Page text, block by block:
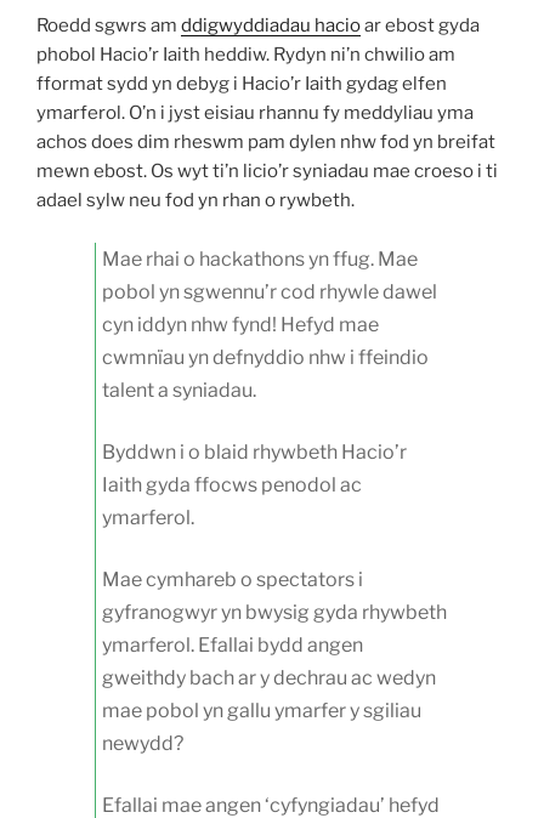
Roedd sgwrs am ddigwyddiadau hacioar ebost gyda
phobol Hacio’r Iaith heddiw. Rydyn ni’n chwilio am
fformat sydd yn debyg i Hacio’r Iaith gydag elfen
ymarferol. O’n i jyst eisiau rhannu fy meddyliau yma
achos does dim rheswm pam dylen nhw fod yn breifat
mewn ebost. Os wyt ti’n licio’r syniadau mae croeso i ti
adael sylw neu fod yn rhan o rywbeth.
Mae rhai o hackathons yn ffug. Mae
pobol yn sgwennu’r cod rhywle dawel
cyn iddyn nhw fynd! Hefyd mae
cwmnïau yn defnyddio nhw i ffeindio
talent a syniadau.
Byddwn i o blaid rhywbeth Hacio’r
Iaith gyda ffocws penodol ac
ymarferol.
Mae cymhareb o spectators i
gyfranogwyr yn bwysig gyda rhywbeth
ymarferol. Efallai bydd angen
gweithdy bach ar y dechrau ac wedyn
mae pobol yn gallu ymarfer y sgiliau
newydd?
Efallai mae angen ‘cyfyngiadau’ hefyd